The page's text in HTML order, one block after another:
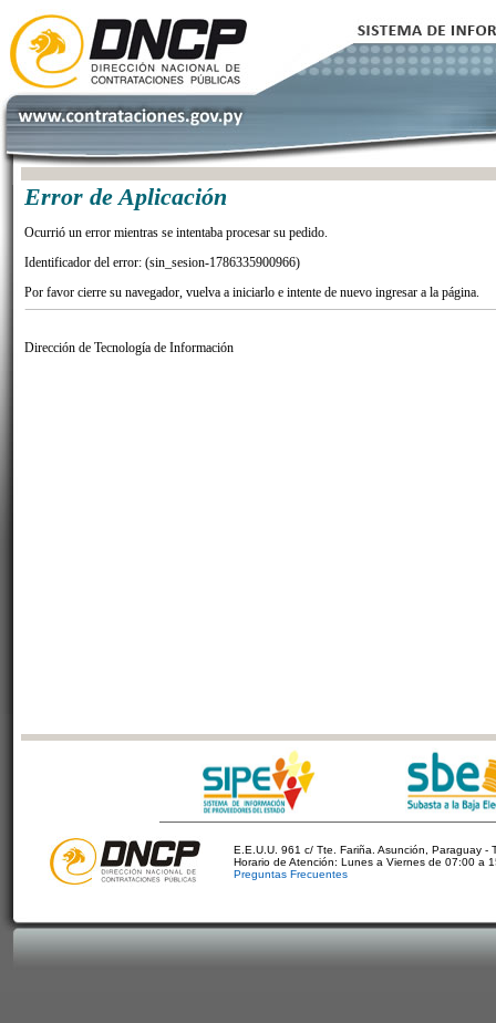
Error de Aplicación
Ocurrió un error mientras se intentaba procesar su pedido.
Identificador del error: (sin_sesion-1786335900966)
Por favor cierre su navegador, vuelva a iniciarlo e intente de nuevo ingresar a la página.
Dirección de Tecnología de Información
E.E.U.U. 961 c/ Tte. Fariña. Asunción, Paraguay -
Horario de Atención: Lunes a Viernes de 07:00 a
Preguntas Frecuentes